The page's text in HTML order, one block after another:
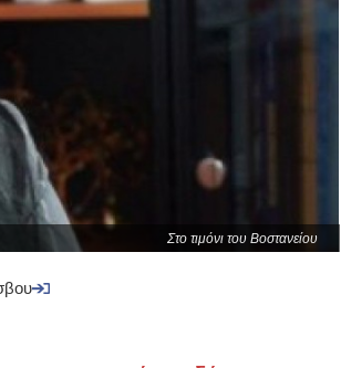
Στο τιμόνι του Βοστανείου